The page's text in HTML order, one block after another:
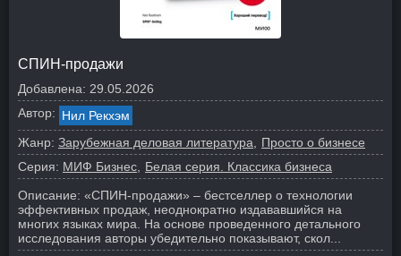
СПИН-продажи
Добавлена: 29.05.2026
Автор: Нил Рекхэм
Жанр: Зарубежная деловая литература
Просто о бизнесе
Серия: МИФ Бизнес
Белая серия. Классика бизнеса
Описание: «СПИН-продажи» – бестселлер о технологии
эффективных продаж, неоднократно издававшийся на
многих языках мира. На основе проведенного детального
исследования авторы убедительно показывают, скол...